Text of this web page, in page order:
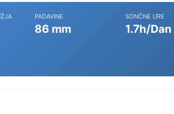
PADAVINE
86 mm
SONČNE URE
1.7h/Dan